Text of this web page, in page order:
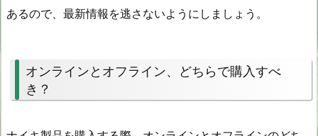
あるので、最新情報を逃さないようにしましょう。
オンラインとオフライン、どちらで購入すべ
き？